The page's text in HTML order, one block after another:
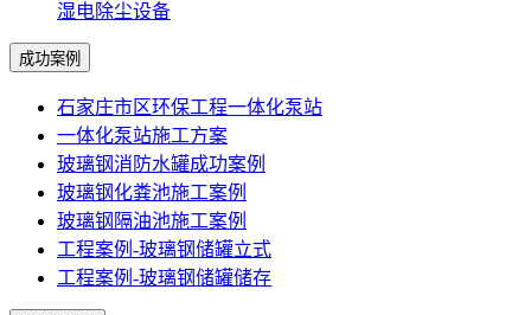
湿电除尘设备
成功案例
石家庄市区环保工程一体化泵站
一体化泵站施工方案
玻璃钢消防水罐成功案例
玻璃钢化粪池施工案例
玻璃钢隔油池施工案例
工程案例-玻璃钢储罐立式
工程案例-玻璃钢储罐储存